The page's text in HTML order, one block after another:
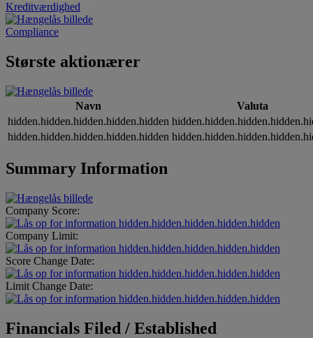
Kreditværdighed
Compliance
Største aktionærer
Navn
Valuta
hidden.hidden.hidden.hidden.hidden
hidden.hidden.hidden.hidden.hidden
Summary Information
Company Score:
hidden.hidden.hidden.hidden.hidden
Company Limit:
hidden.hidden.hidden.hidden.hidden
Score Change Date:
hidden.hidden.hidden.hidden.hidden
Limit Change Date:
hidden.hidden.hidden.hidden.hidden
Financials Filed / Established